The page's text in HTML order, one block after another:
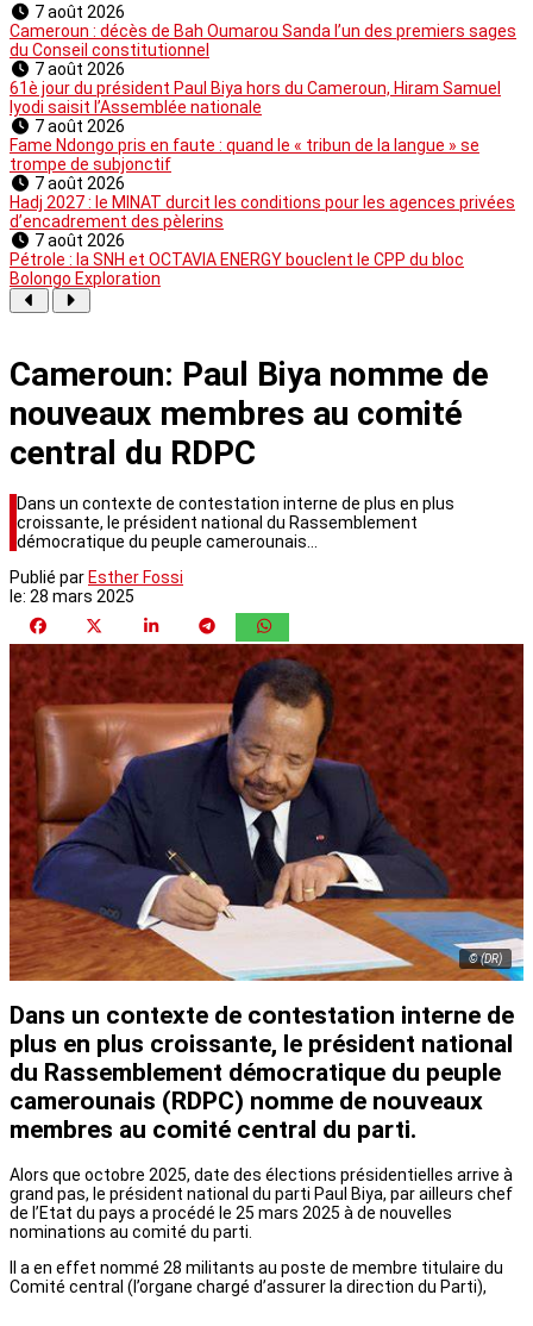
7 août 2026
Cameroun : décès de Bah Oumarou Sanda l’un des premiers sages
du Conseil constitutionnel
7 août 2026
61è jour du président Paul Biya hors du Cameroun, Hiram Samuel
Iyodi saisit l’Assemblée nationale
7 août 2026
Fame Ndongo pris en faute : quand le « tribun de la langue » se
trompe de subjonctif
7 août 2026
Hadj 2027 : le MINAT durcit les conditions pour les agences privées
d’encadrement des pèlerins
7 août 2026
Pétrole : la SNH et OCTAVIA ENERGY bouclent le CPP du bloc
Bolongo Exploration
Cameroun: Paul Biya nomme de
nouveaux membres au comité
central du RDPC
Dans un contexte de contestation interne de plus en plus
croissante, le président national du Rassemblement
démocratique du peuple camerounais…
Publié par Esther Fossi
le: 28 mars 2025
© (DR)
Dans un contexte de contestation interne de
plus en plus croissante, le président national
du Rassemblement démocratique du peuple
camerounais (RDPC) nomme de nouveaux
membres au comité central du parti.
Alors que octobre 2025, date des élections présidentielles arrive à
grand pas, le président national du parti Paul Biya, par ailleurs chef
de l’Etat du pays a procédé le 25 mars 2025 à de nouvelles
nominations au comité du parti.
Il a en effet nommé 28 militants au poste de membre titulaire du
Comité central (l’organe chargé d’assurer la direction du Parti),